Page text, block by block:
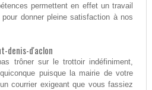
permettent en effet un travail
donner pleine satisfaction à nos
denis-d'aclon
trôner sur le trottoir indéfiniment,
puisque la mairie de votre
courrier exigeant que vous fassiez